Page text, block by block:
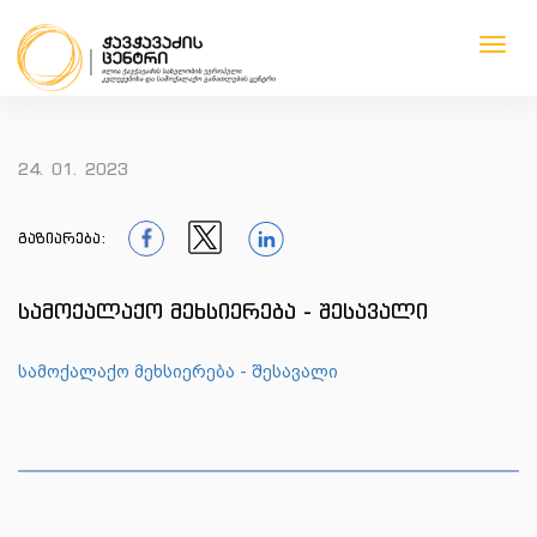
24. 01. 2023
გაზიარება:
სამოქალაქო მეხსიერება - შესავალი
სამოქალაქო მეხსიერება - შესავალი